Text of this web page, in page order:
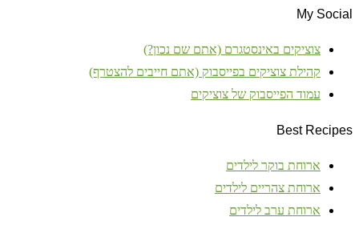
My Social
צוציקים באינסטגרם (אתם שם נכון?)
קהילת צוציקים בפייסבוק (אתם חייבים להצטרף)
עמוד הפייסבוק של צוציקים
Best Recipes
ארוחת בוקר לילדים
ארוחת צהריים לילדים
ארוחת ערב לילדים